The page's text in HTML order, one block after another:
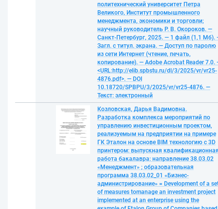
политехнический университет Петра
Великого, Институт промышленного
менеджмента, экономики и торговли;
научный руководитель Р. В. Окороков. —
Санкт-Петербург, 2025. — 1 файл (1,1 Мб).
Загл. с титул. экрана. — Доступ по паролю
из сети Интернет (чтение, печать,
копирование). — Adobe Acrobat Reader 7.0.
<URL:http://elib.spbstu.ru/dl/3/2025/vr/vr25-
4876.pdf>. — DOI
10.18720/SPBPU/3/2025/vr/vr25-4876. —
Текст: электронный
Козловская, Дарья Вадимовна.
Разработка комплекса мероприятий по
управлению инвестиционным проектом,
реализуемым на предприятии на примере
ГК Эталон на основе BIM технологию с 3D
принтером: выпускная
работа бакалавра: направление 38.03.02
«Менеджмент» ; образовательная
программа 38.03.02_01 «Бизнес-
администрирование» = Development of a
of measures tomanage an investment project
implemented at an enterprise using the